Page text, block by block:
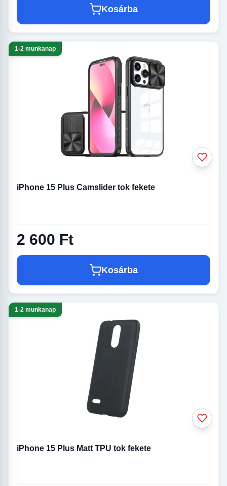
Kosárba
1-2 munkanap
iPhone 15 Plus Camslider tok fekete
2 600 Ft
Kosárba
1-2 munkanap
iPhone 15 Plus Matt TPU tok fekete